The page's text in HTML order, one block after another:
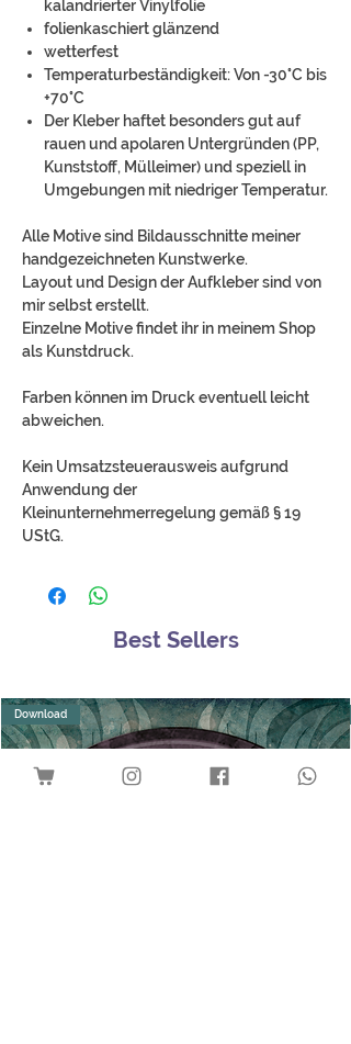
kalandrierter Vinylfolie
folienkaschiert glänzend
wetterfest
Temperaturbeständigkeit: Von -30°C bis
+70°C
Der Kleber haftet besonders gut auf
rauen und apolaren Untergründen (PP,
Kunststoff, Mülleimer) und speziell in
Umgebungen mit niedriger Temperatur.
Alle Motive sind Bildausschnitte meiner
handgezeichneten Kunstwerke.
Layout und Design der Aufkleber sind von
mir selbst erstellt.
Einzelne Motive findet ihr in meinem Shop
als Kunstdruck.
Farben können im Druck eventuell leicht
abweichen.
Kein Umsatzsteuerausweis aufgrund
Anwendung der
Kleinunternehmerregelung gemäß § 19
UStG.
Best Sellers
Download